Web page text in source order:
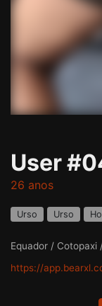
User
26 anos
Urso Urso
Equador /
https://